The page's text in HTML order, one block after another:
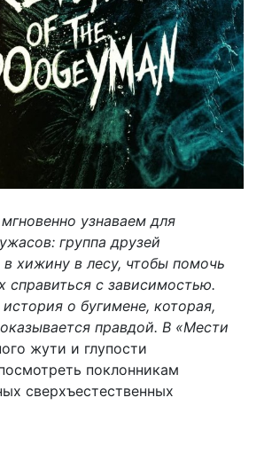
узнаваем для
группа друзей
в хижину в лесу, чтобы помочь
справиться с зависимостью.
о бугимене, которая,
правдой. В «Мести
жути и глупости
поклонникам
сверхъестественных